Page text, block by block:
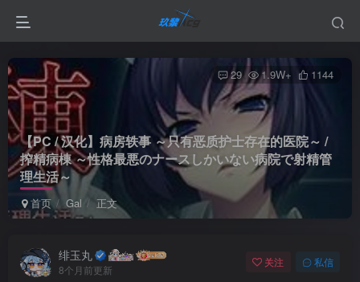
【PC / 汉化】病房轶事 ～只有恶质护士存在的医院～ /
搾精病棟 ～性格最悪のナースしかいない病院で射精管
理生活～
首页 Gal 正文
29 1.9W+ 1144
绯玉丸
8个月前更新
关注 私信